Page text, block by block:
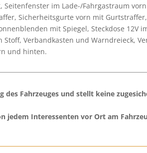
im Lade-/Fahrgastraum
Sicherheitsgurte vorn mit Gurtstraffer,
mit Spiegel, Steckdose 12V
Verbandkasten und Warndreieck,
und hinten.
Fahrzeuges und stellt keine
jedem Interessenten vor Ort am